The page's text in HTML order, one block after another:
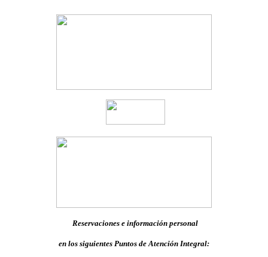
Reservaciones e información personal
en los siguientes Puntos de Atención Integral: